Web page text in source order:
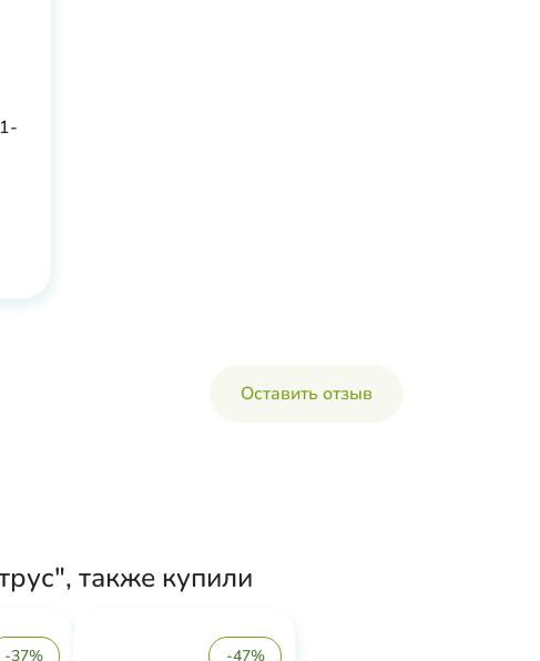
Оставить отзыв
также купили
-37% -47%